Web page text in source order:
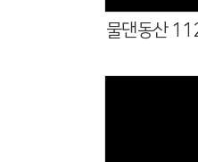
물댄동산